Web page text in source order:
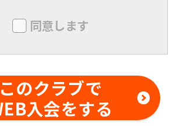
は、本クラブにおいて、技量
書面による承諾なしに、対
他の利用者に対する指導行為
ならないものとします。メ
同意します
このクラブで
入会をする